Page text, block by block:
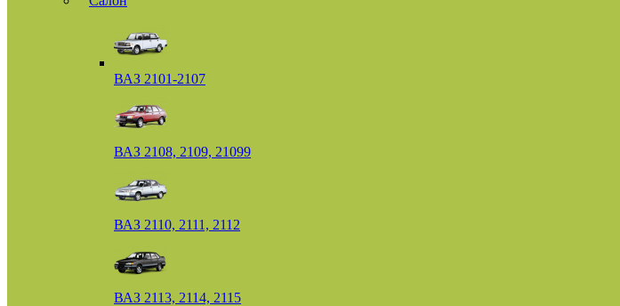
ВАЗ 2101-2107
ВАЗ 2108, 2109, 21099
ВАЗ 2110, 2111, 2112
ВАЗ 2113, 2114, 2115